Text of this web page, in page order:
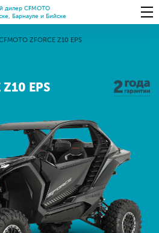
дилер CFMOTO
Барнауле и Бийске
ZFORCE Z10 EPS
EPS